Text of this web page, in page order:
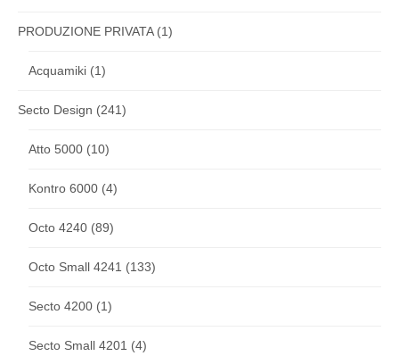
PRODUZIONE PRIVATA(1)
Acquamiki (1)
Secto Design (241)
Atto 5000 (10)
Kontro 6000 (4)
Octo 4240 (89)
Octo Small 4241 (133)
Secto 4200 (1)
Secto Small 4201 (4)